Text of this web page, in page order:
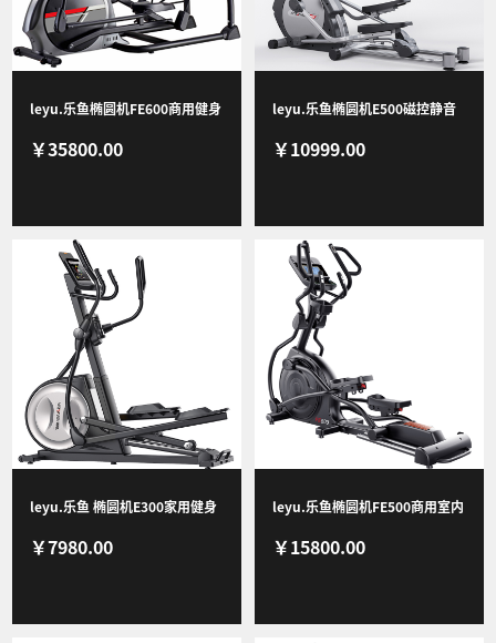
leyu.乐鱼椭圆机FE600商用健身
房有氧专业运动健身器械
￥35800.00
leyu.乐鱼椭圆机E500磁控静音
漫步机健身器材
￥10999.00
leyu.乐鱼 椭圆机E300家用健身
器健身房运动健身器材椭圆仪
￥7980.00
leyu.乐鱼椭圆机FE500商用室内
专业有氧运动健身器材椭圆仪
￥15800.00